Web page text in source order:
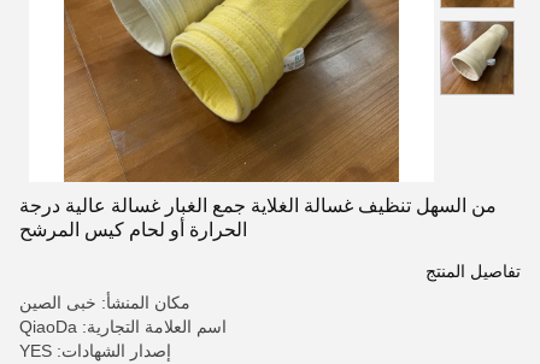
من السهل تنظيف غسالة الغلاية جمع الغبار غسالة عالية درجة
الحرارة أو لحام كيس المرشح
تفاصيل المنتج
مكان المنشأ: خبى الصين
اسم العلامة التجارية: QiaoDa
إصدار الشهادات: YES